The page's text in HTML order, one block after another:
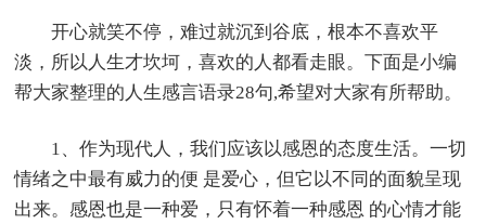
开心就笑不停，难过就沉到谷底，根本不喜欢平
淡，所以人生才坎坷，喜欢的人都看走眼。下面是小编
帮大家整理的人生感言语录28句,希望对大家有所帮助。
1、作为现代人，我们应该以感恩的态度生活。一切
情绪之中最有威力的便 是爱心，但它以不同的面貌呈现
出来。感恩也是一种爱，只有怀着一种感恩 的心情才能